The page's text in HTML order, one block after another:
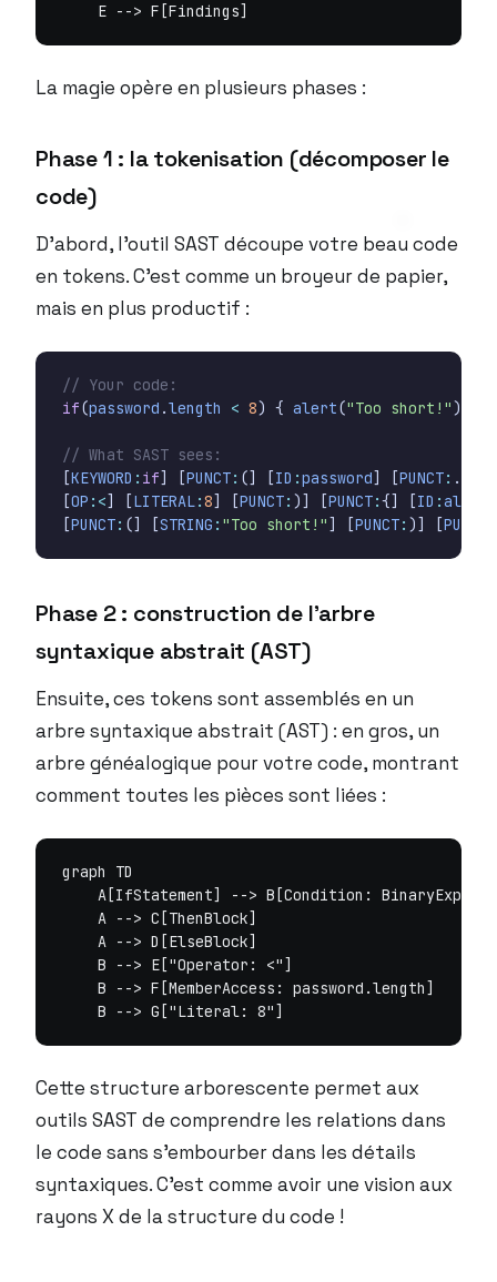
La magie opère en plusieurs phases :
Phase 1 : la tokenisation (décomposer le
code)
D’abord, l’outil SAST découpe votre beau code
en tokens. C’est comme un broyeur de papier,
mais en plus productif :
if(password .length < 8) { alert("Too short!" );
[KEYWORD : if] [PUNCT: (] [ID :password] [PUNCT: .]
[OP :<] [LITERAL:8] [PUNCT: )] [PUNCT:{] [ID :alert
[PUNCT: (] [STRING : "Too short!" ] [PUNCT: )] [PUNCT
Phase 2 : construction de l’arbre
syntaxique abstrait (AST)
Ensuite, ces tokens sont assemblés en un
arbre syntaxique abstrait (AST) : en gros, un
arbre généalogique pour votre code, montrant
comment toutes les pièces sont liées :
graph TD
    A[IfStatement] --> B[Condition: BinaryExpr]
    A --> C[ThenBlock]
    A --> D[ElseBlock]
    B --> E["Operator: <"]
    B --> F[MemberAccess: password.length]
Cette structure arborescente permet aux
outils SAST de comprendre les relations dans
le code sans s’embourber dans les détails
syntaxiques. C’est comme avoir une vision aux
rayons X de la structure du code !